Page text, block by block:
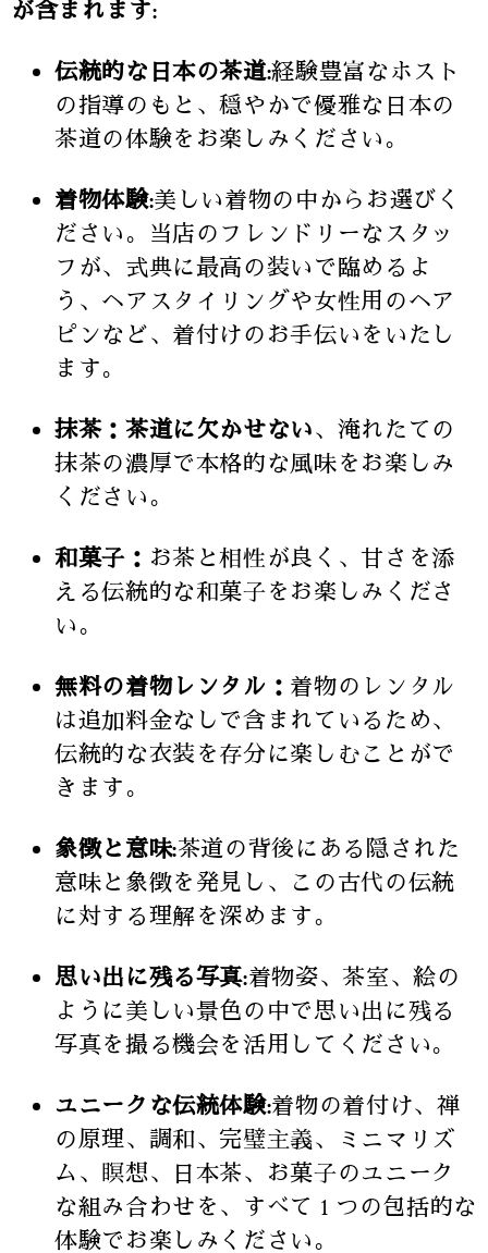
が含まれます:
伝統的な日本の茶道:経験豊富なホスト
の指導のもと、穏やかで優雅な日本の
茶道の体験をお楽しみください。
着物体験:美しい着物の中からお選びく
ださい。当店のフレンドリーなスタッ
フが、式典に最高の装いで臨めるよ
う、ヘアスタイリングや女性用のヘア
ピンなど、着付けのお手伝いをいたし
ます。
抹茶：茶道に欠かせない、淹れたての
抹茶の濃厚で本格的な風味をお楽しみ
ください。
和菓子： お茶と相性が良く、甘さを添
える伝統的な和菓子をお楽しみくださ
い。
無料の着物レンタル： 着物のレンタル
は追加料金なしで含まれているため、
伝統的な衣装を存分に楽しむことがで
きます。
象徴と意味:茶道の背後にある隠された
意味と象徴を発見し、この古代の伝統
に対する理解を深めます。
思い出に残る写真:着物姿、茶室、絵の
ように美しい景色の中で思い出に残る
写真を撮る機会を活用してください。
ユニークな伝統体験:着物の着付け、禅
の原理、調和、完璧主義、ミニマリズ
ム、瞑想、日本茶、お菓子のユニーク
な組み合わせを、すべて 1 つの包括的な
体験でお楽しみください。